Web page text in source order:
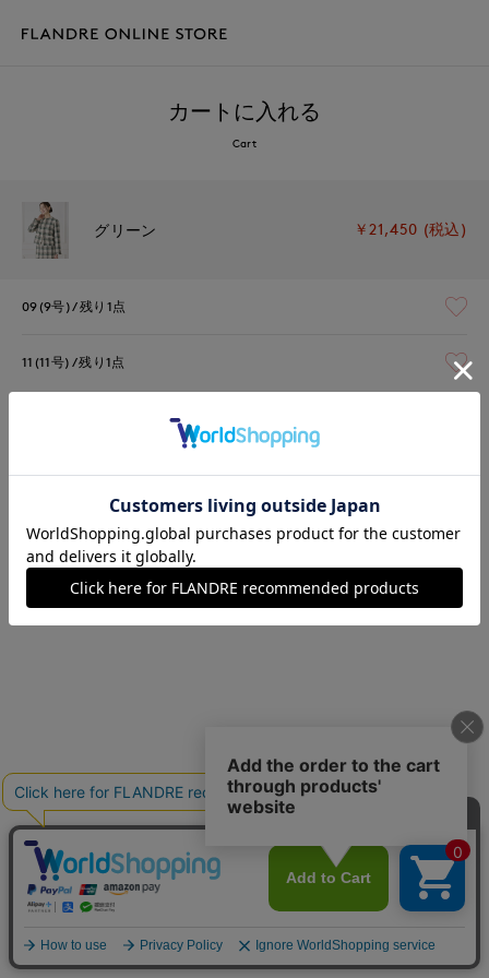
カートに入れる
Cart
グリーン ￥21,450 (税込)
09(9号) 残り1点
11(11号) 残り1点